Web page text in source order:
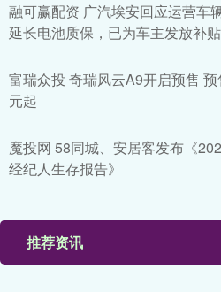
融可赢配资 广汽埃安回应运营车
延长电池质保，已为车主发放补贴
富瑞众投 奇瑞风云A9开启预售
元起
魔投网 58同城、安居客发布《
经纪人生存报告》
推荐资讯